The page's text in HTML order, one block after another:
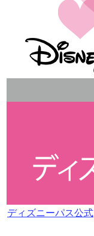
ディズニーパス公式